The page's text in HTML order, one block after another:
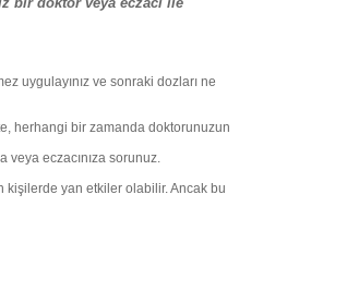
uygulayınız ve sonraki dozları ne
herhangi bir zamanda doktorunuzun
veya eczacınıza sorunuz.
kişilerde yan etkiler olabilir. Ancak bu